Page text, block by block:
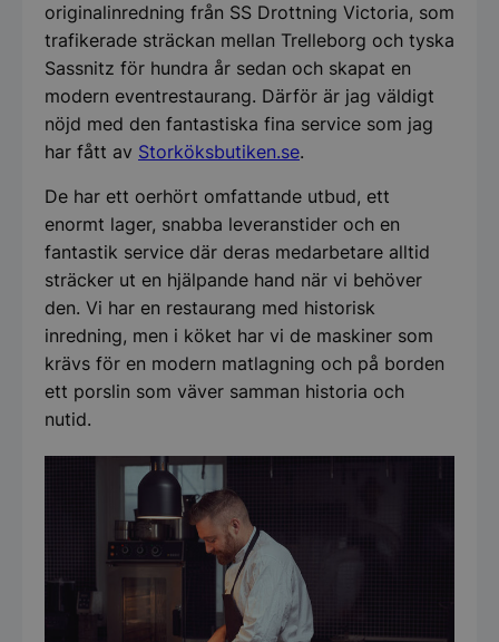
originalinredning från SS Drottning Victoria, som
trafikerade sträckan mellan Trelleborg och tyska
Sassnitz för hundra år sedan och skapat en
modern eventrestaurang. Därför är jag väldigt
nöjd med den fantastiska fina service som jag
har fått av Storköksbutiken.se.
De har ett oerhört omfattande utbud, ett
enormt lager, snabba leveranstider och en
fantastik service där deras medarbetare alltid
sträcker ut en hjälpande hand när vi behöver
den. Vi har en restaurang med historisk
inredning, men i köket har vi de maskiner som
krävs för en modern matlagning och på borden
ett porslin som väver samman historia och
nutid.